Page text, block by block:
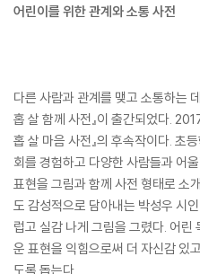
어린이를 위한 관계와 소통 사전
다른 사람과 관계를 맺고 소통하는
홉 살 함께 사전』이 출간되었다.
홉 살 마음 사전』의 후속작이다. 초
회를 경험하고 다양한 사람들과 어
표현을 그림과 함께 사전 형태로 소
도 감성적으로 담아내는 박성우 시
럽고 실감 나게 그림을 그렸다. 어
운 표현을 익힘으로써 더 자신감 있
도록 돕는다.